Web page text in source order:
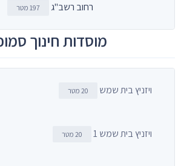
רחוב רשב"ג 197 מטר
מוסדות חינוך
ויזניץ בית שמש 20 מטר
ויזניץ בית שמש 1 20 מטר